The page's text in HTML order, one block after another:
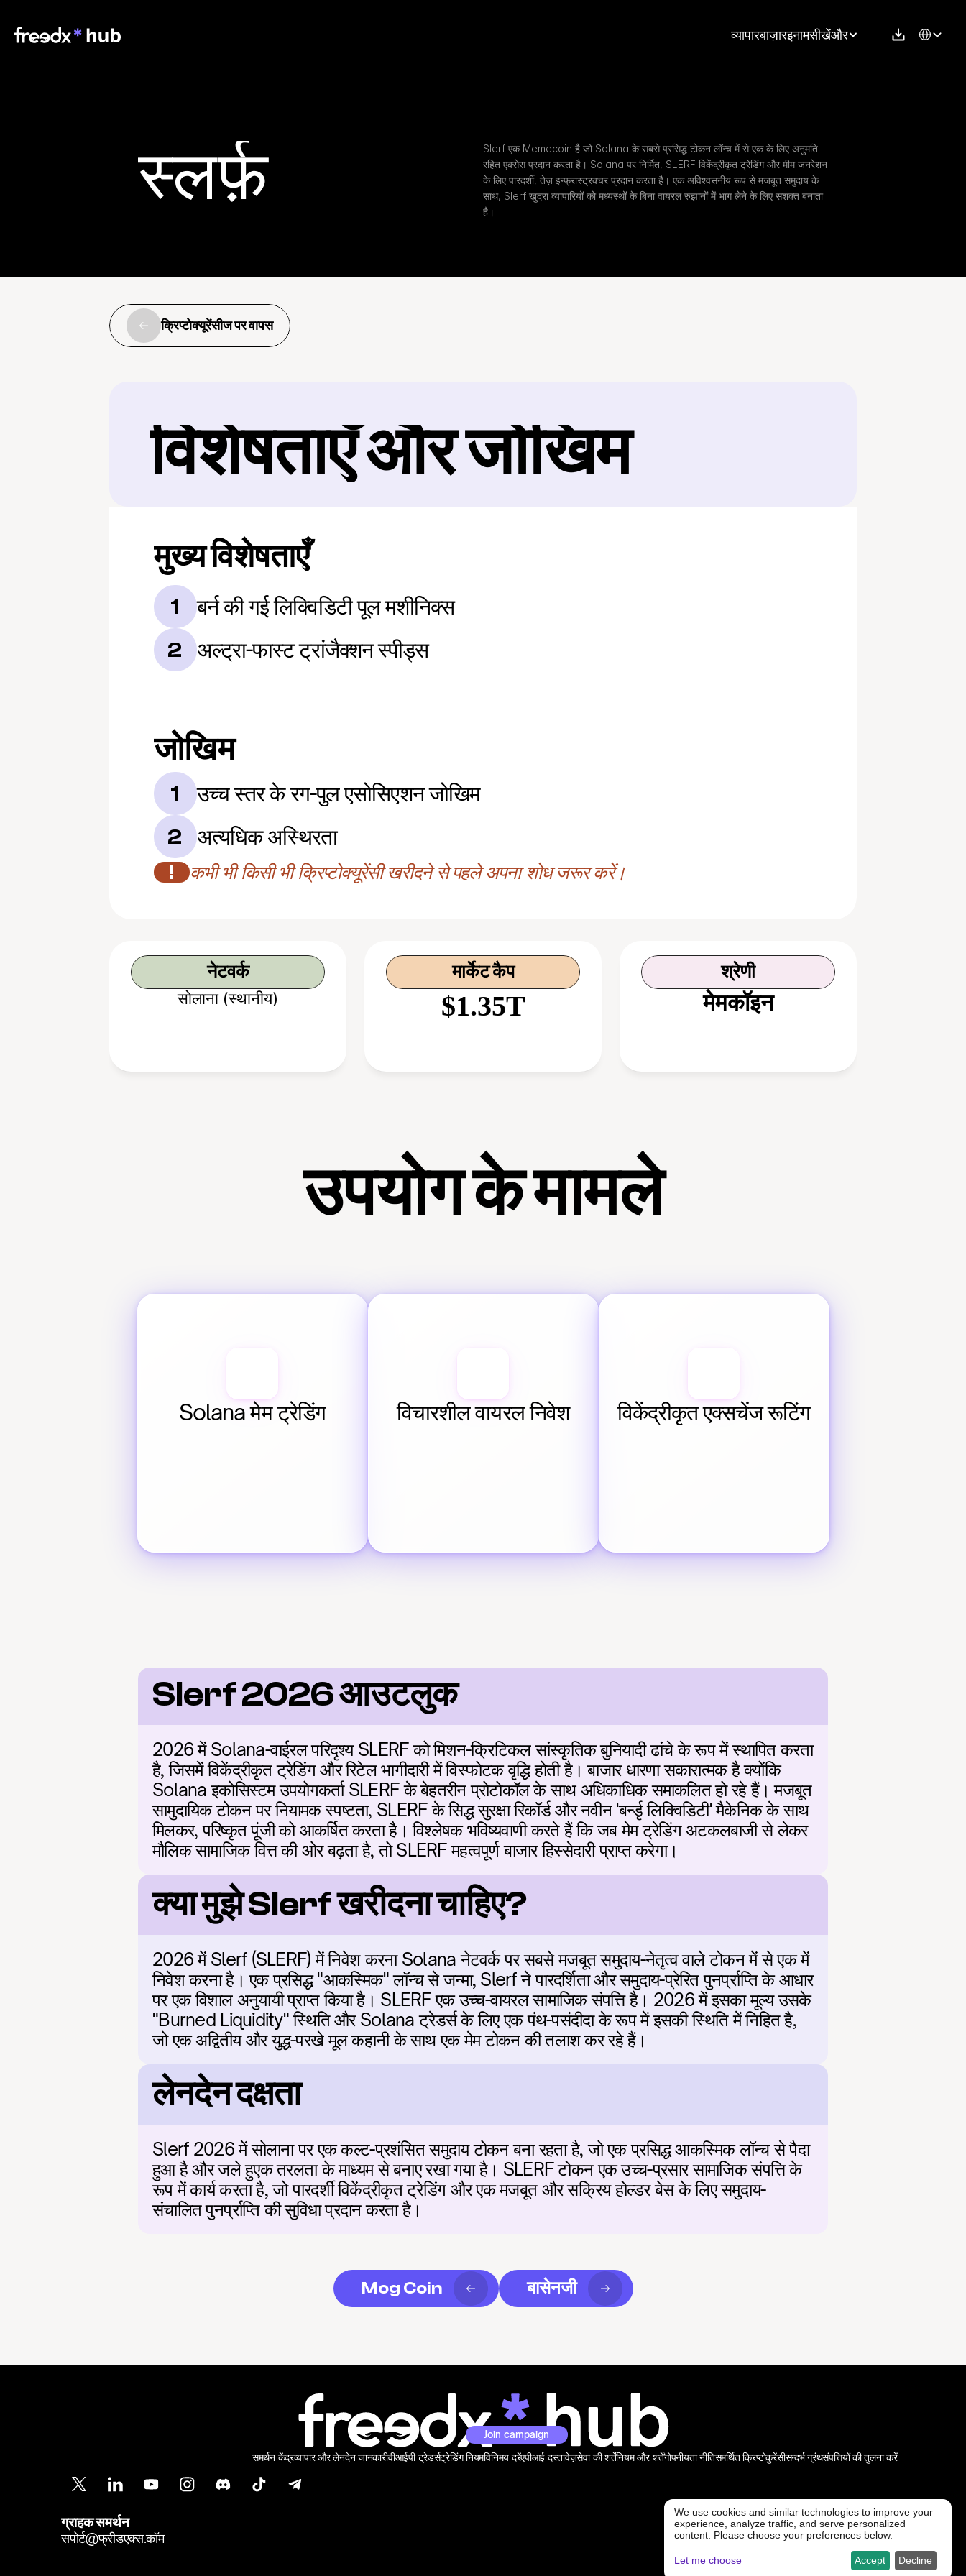
व्यापारबाज़ारइनामसीखेंऔर Select
स्लर्फ़
Slerf एक Memecoin है जो Solana के सबसे प्रसिद्ध टोकन लॉन्च में से एक के लिए अनुमति
रहित एक्सेस प्रदान करता है। Solana पर निर्मित, SLERF विकेंद्रीकृत ट्रेडिंग और मीम जनरेशन
के लिए पारदर्शी, तेज़ इन्फ्रास्ट्रक्चर प्रदान करता है। एक अविश्वसनीय रूप से मजबूत समुदाय के
साथ, Slerf खुदरा व्यापारियों को मध्यस्थों के बिना वायरल रुझानों में भाग लेने के लिए सशक्त बनाता
है।
क्रिप्टोक्यूरेंसीज पर वापस
विशेषताएँ और जोखिम
मुख्य विशेषताएँ
1 बर्न की गई लिक्विडिटी पूल मशीनिक्स
2 अल्ट्रा-फास्ट ट्रांजैक्शन स्पीड्स
जोखिम
1 उच्च स्तर के रग-पुल एसोसिएशन जोखिम
2 अत्यधिक अस्थिरता
! कभी भी किसी भी क्रिप्टोक्यूरेंसी खरीदने से पहले अपना शोध जरूर करें।
नेटवर्क
सोलाना (स्थानीय)
मार्केट कैप
$1.35T
श्रेणी
मेमकॉइन
उपयोग के मामले
Solana मेम ट्रेडिंग विचारशील वायरल निवेश विकेंद्रीकृत एक्सचेंज रूटिंग
Slerf 2026 आउटलुक
2026 में Solana-वाईरल परिदृश्य SLERF को मिशन-क्रिटिकल सांस्कृतिक बुनियादी ढांचे के रूप में स्थापित करता
है, जिसमें विकेंद्रीकृत ट्रेडिंग और रिटेल भागीदारी में विस्फोटक वृद्धि होती है। बाजार धारणा सकारात्मक है क्योंकि
Solana इकोसिस्टम उपयोगकर्ता SLERF के बेहतरीन प्रोटोकॉल के साथ अधिकाधिक समाकलित हो रहे हैं। मजबूत
सामुदायिक टोकन पर नियामक स्पष्टता, SLERF के सिद्ध सुरक्षा रिकॉर्ड और नवीन 'बर्न्डृ लिक्विडिटी' मैकेनिक के साथ
मिलकर, परिष्कृत पूंजी को आकर्षित करता है। विश्लेषक भविष्यवाणी करते हैं कि जब मेम ट्रेडिंग अटकलबाजी से लेकर
मौलिक सामाजिक वित्त की ओर बढ़ता है, तो SLERF महत्वपूर्ण बाजार हिस्सेदारी प्राप्त करेगा।
क्या मुझे Slerf खरीदना चाहिए?
2026 में Slerf (SLERF) में निवेश करना Solana नेटवर्क पर सबसे मजबूत समुदाय-नेतृत्व वाले टोकन में से एक में
निवेश करना है। एक प्रसिद्ध "आकस्मिक" लॉन्च से जन्मा, Slerf ने पारदर्शिता और समुदाय-प्रेरित पुनर्प्राप्ति के आधार
पर एक विशाल अनुयायी प्राप्त किया है। SLERF एक उच्च-वायरल सामाजिक संपत्ति है। 2026 में इसका मूल्य उसके
"Burned Liquidity" स्थिति और Solana ट्रेडर्स के लिए एक पंथ-पसंदीदा के रूप में इसकी स्थिति में निहित है,
जो एक अद्वितीय और युद्ध-परखे मूल कहानी के साथ एक मेम टोकन की तलाश कर रहे हैं।
लेनदेन दक्षता
Slerf 2026 में सोलाना पर एक कल्ट-प्रशंसित समुदाय टोकन बना रहता है, जो एक प्रसिद्ध आकस्मिक लॉन्च से पैदा
हुआ है और जले हुएक तरलता के माध्यम से बनाए रखा गया है। SLERF टोकन एक उच्च-प्रसार सामाजिक संपत्ति के
रूप में कार्य करता है, जो पारदर्शी विकेंद्रीकृत ट्रेडिंग और एक मजबूत और सक्रिय होल्डर बेस के लिए समुदाय-
संचालित पुनर्प्राप्ति की सुविधा प्रदान करता है।
Mog Coin बासेनजी
Join campaign
समर्थन केंद्रव्यापार और लेनदेन जानकारीवीआईपी ट्रेडर्सट्रेडिंग नियमविनिमय दरेंएपीआई दस्तावेज़सेवा की शर्तेंनियम और शर्तेंगोपनीयता नीतिसमर्थित क्रिप्टोकुरेंसीसन्दर्भ ग्रंथसंपत्तियों की तुलना करें
ग्राहक समर्थन
सपोर्ट@फ्रीडएक्स.कॉम
@ Freedx 2026
We use cookies and similar technologies to improve your
experience, analyze traffic, and serve personalized
content. Please choose your preferences below.
Let me choose Decline
Accept